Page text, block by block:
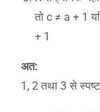
तो c ≠ a + 1
+ 1
अत:
1, 2 तथा 3 से